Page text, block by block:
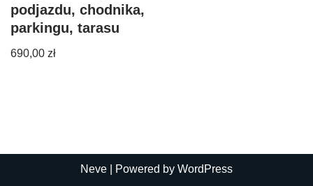
podjazdu, chodnika,
parkingu, tarasu
690,00 zł
Neve | Powered by WordPress